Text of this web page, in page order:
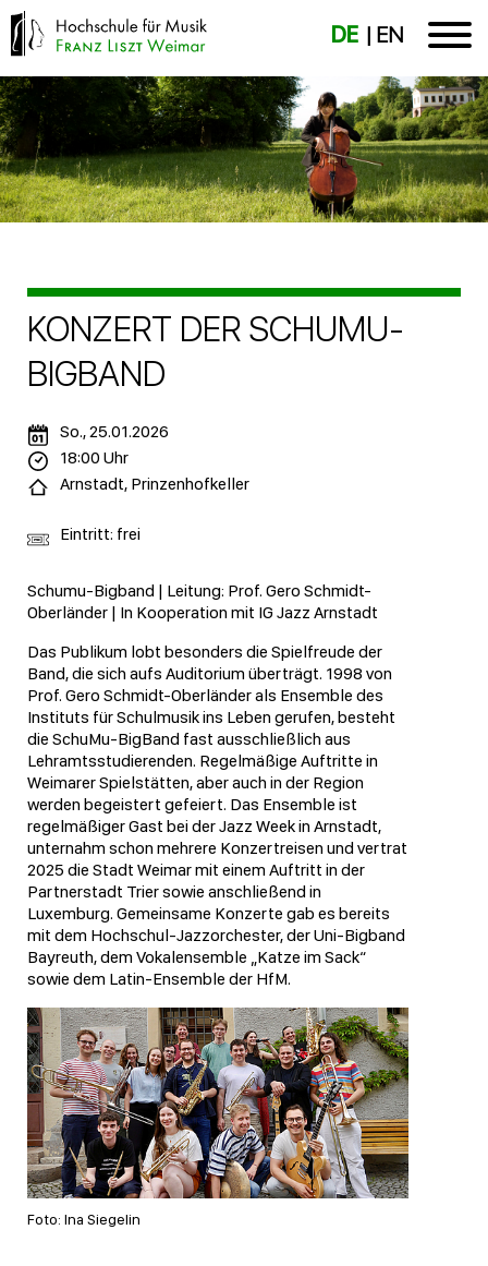
DE EN
KONZERT DER SCHUMU-
BIGBAND
Schumu-Bigband | Leitung: Prof. Gero Schmidt-
Oberländer | In Kooperation mit IG Jazz Arnstadt
Das Publikum lobt besonders die Spielfreude der
Band, die sich aufs Auditorium überträgt. 1998 von
Prof. Gero Schmidt-Oberländer als Ensemble des
Instituts für Schulmusik ins Leben gerufen, besteht
die SchuMu-BigBand fast ausschließlich aus
Lehramtsstudierenden. Regelmäßige Auftritte in
Weimarer Spielstätten, aber auch in der Region
werden begeistert gefeiert. Das Ensemble ist
regelmäßiger Gast bei der Jazz Week in Arnstadt,
unternahm schon mehrere Konzertreisen und vertrat
2025 die Stadt Weimar mit einem Auftritt in der
Partnerstadt Trier sowie anschließend in
Luxemburg. Gemeinsame Konzerte gab es bereits
mit dem Hochschul-Jazzorchester, der Uni-Bigband
Bayreuth, dem Vokalensemble „Katze im Sack“
sowie dem Latin-Ensemble der HfM.
Foto: Ina Siegelin
So., 25.01.2026
18:00 Uhr
Arnstadt, Prinzenhofkeller
Eintritt: frei